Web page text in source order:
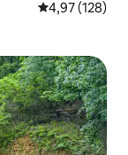
Classificação
4,97 (128)